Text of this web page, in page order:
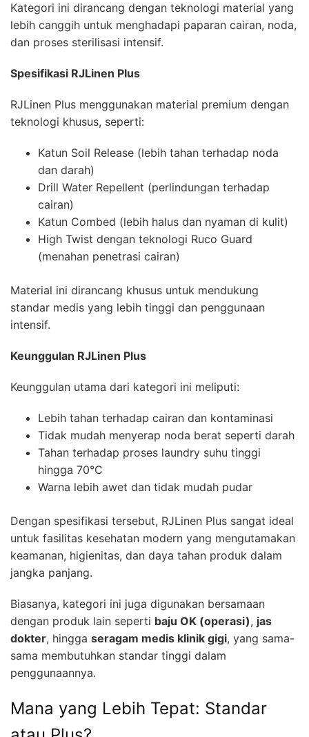
Kategori ini dirancang dengan teknologi material yang
lebih canggih untuk menghadapi paparan cairan, noda,
dan proses sterilisasi intensif.
Spesifikasi RJLinen Plus
RJLinen Plus menggunakan material premium dengan
teknologi khusus, seperti:
Katun Soil Release (lebih tahan terhadap noda
dan darah)
Drill Water Repellent (perlindungan terhadap
cairan)
Katun Combed (lebih halus dan nyaman di kulit)
High Twist dengan teknologi Ruco Guard
(menahan penetrasi cairan)
Material ini dirancang khusus untuk mendukung
standar medis yang lebih tinggi dan penggunaan
intensif.
Keunggulan RJLinen Plus
Keunggulan utama dari kategori ini meliputi:
Lebih tahan terhadap cairan dan kontaminasi
Tidak mudah menyerap noda berat seperti darah
Tahan terhadap proses laundry suhu tinggi
hingga 70°C
Warna lebih awet dan tidak mudah pudar
Dengan spesifikasi tersebut, RJLinen Plus sangat ideal
untuk fasilitas kesehatan modern yang mengutamakan
keamanan, higienitas, dan daya tahan produk dalam
jangka panjang.
Biasanya, kategori ini juga digunakan bersamaan
dengan produk lain seperti baju OK (operasi), jas
dokter, hingga seragam medis klinik gigi, yang sama-
sama membutuhkan standar tinggi dalam
penggunaannya.
Mana yang Lebih Tepat: Standar